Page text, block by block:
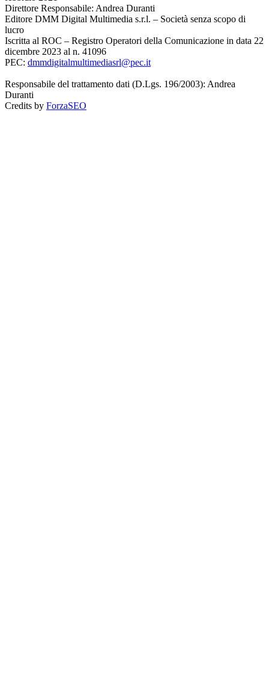
Direttore Responsabile: Andrea Duranti
Editore DMM Digital Multimedia s.r.l. – Società senza scopo di
lucro
Iscritta al ROC – Registro Operatori della Comunicazione in data 22
dicembre 2023 al n. 41096
PEC: dmmdigitalmultimediasrl@pec.it
Responsabile del trattamento dati (D.Lgs. 196/2003): Andrea
Duranti
Credits by ForzaSEO